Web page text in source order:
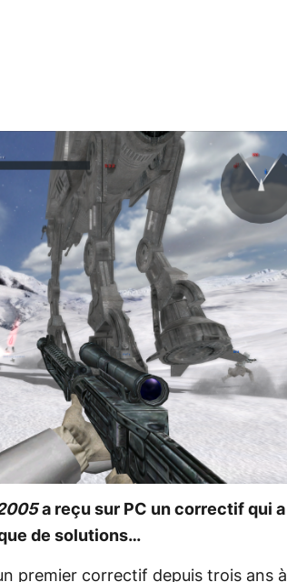
a reçu sur PC un correctif qui a
de solutions…
premier correctif depuis trois ans à